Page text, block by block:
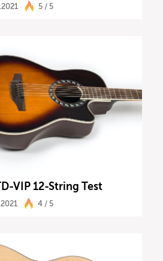
5 / 5
VIP 12-String Test
4 / 5